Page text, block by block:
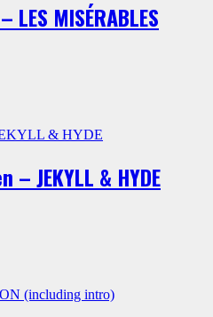
MISÉRABLES
– JEKYLL & HYDE